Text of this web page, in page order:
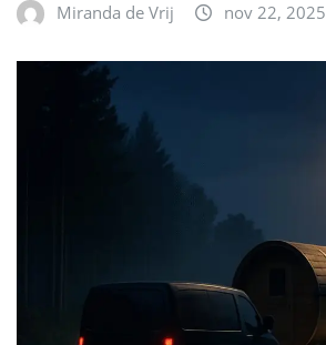
Miranda de Vrij nov 22, 2025